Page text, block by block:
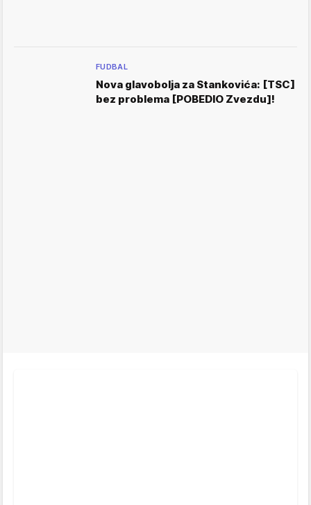
FUDBAL
Nova glavobolja za Stankovića: [TSC]
bez problema [POBEDIO Zvezdu]!